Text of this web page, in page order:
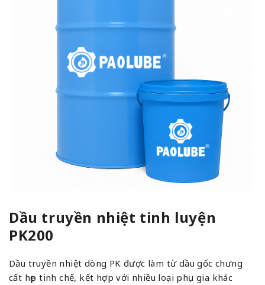
Dầu truyền nhiệt tinh luyện
PK200
Dầu truyền nhiệt dòng PK được làm từ dầu gốc chưng
cất hẹp tinh chế, kết hợp với nhiều loại phụ gia khác